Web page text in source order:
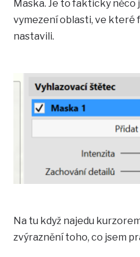
Maska. Je to fakticky něco
vymezení oblasti, ve které
nastavili.
Na tu když najedu
zvýraznění toho, co jsem